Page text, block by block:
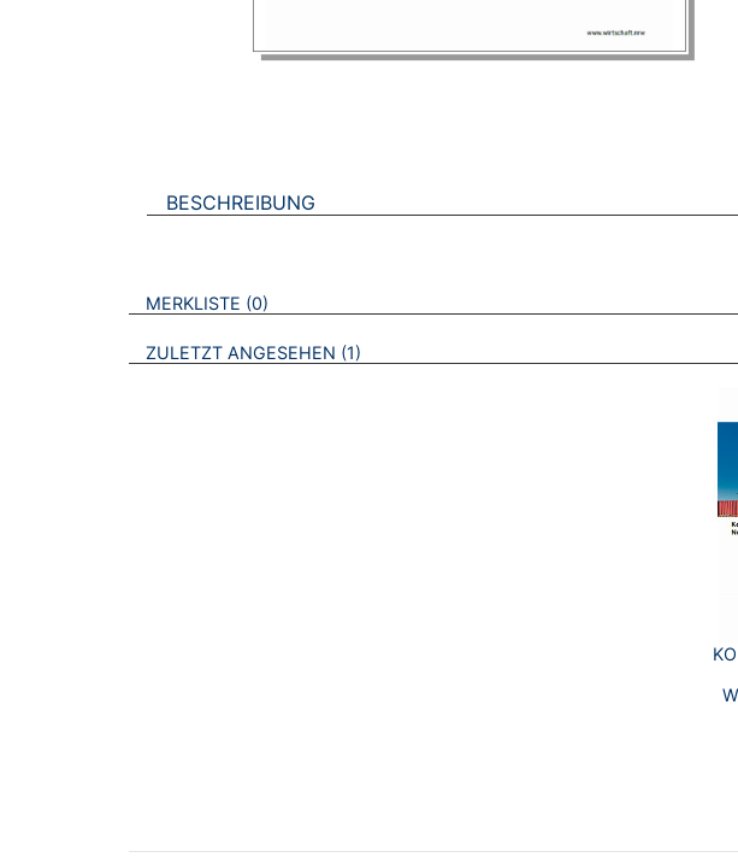
BESCHREIBUNG
VERWEISE AUF VERMERKTE- ODER ZULETZT ANGESEHENE
MERKLISTE 0
ZULETZT ANGESEHEN 1